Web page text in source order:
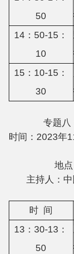
50
14： 50-15 ：
10
15 ： 10-15：
30
专题八
时间：2023年
地
主持人：中
时 间
13： 30-13：
50